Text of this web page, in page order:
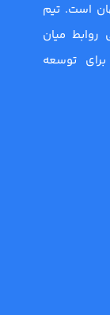
است. تیم
روابط میان
توسعه